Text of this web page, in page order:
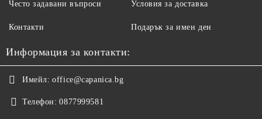
Често задавани въпроси
Контакти
Условия за доставка
Подарък за имен ден
Информация за контакти:
Имейл: office@capanica.bg
Телефон: 0877999581